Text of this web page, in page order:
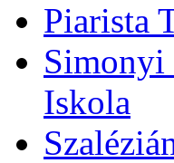
Piarista
Simonyi
Iskola